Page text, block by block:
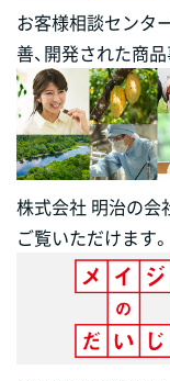
お客様相談センタ
善、開発された商
株式会社 明治の会
ご覧いただけます。